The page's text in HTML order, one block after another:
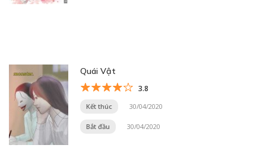
Quái Vật
3.8
Kết thúc 30/04/2020
Bắt đầu 30/04/2020